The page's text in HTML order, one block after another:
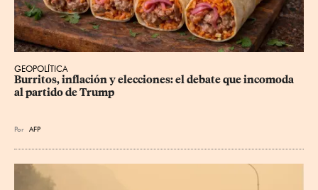
GEOPOLÍTICA
Burritos, inflación y elecciones: el debate que incomoda
al partido de Trump
Por AFP